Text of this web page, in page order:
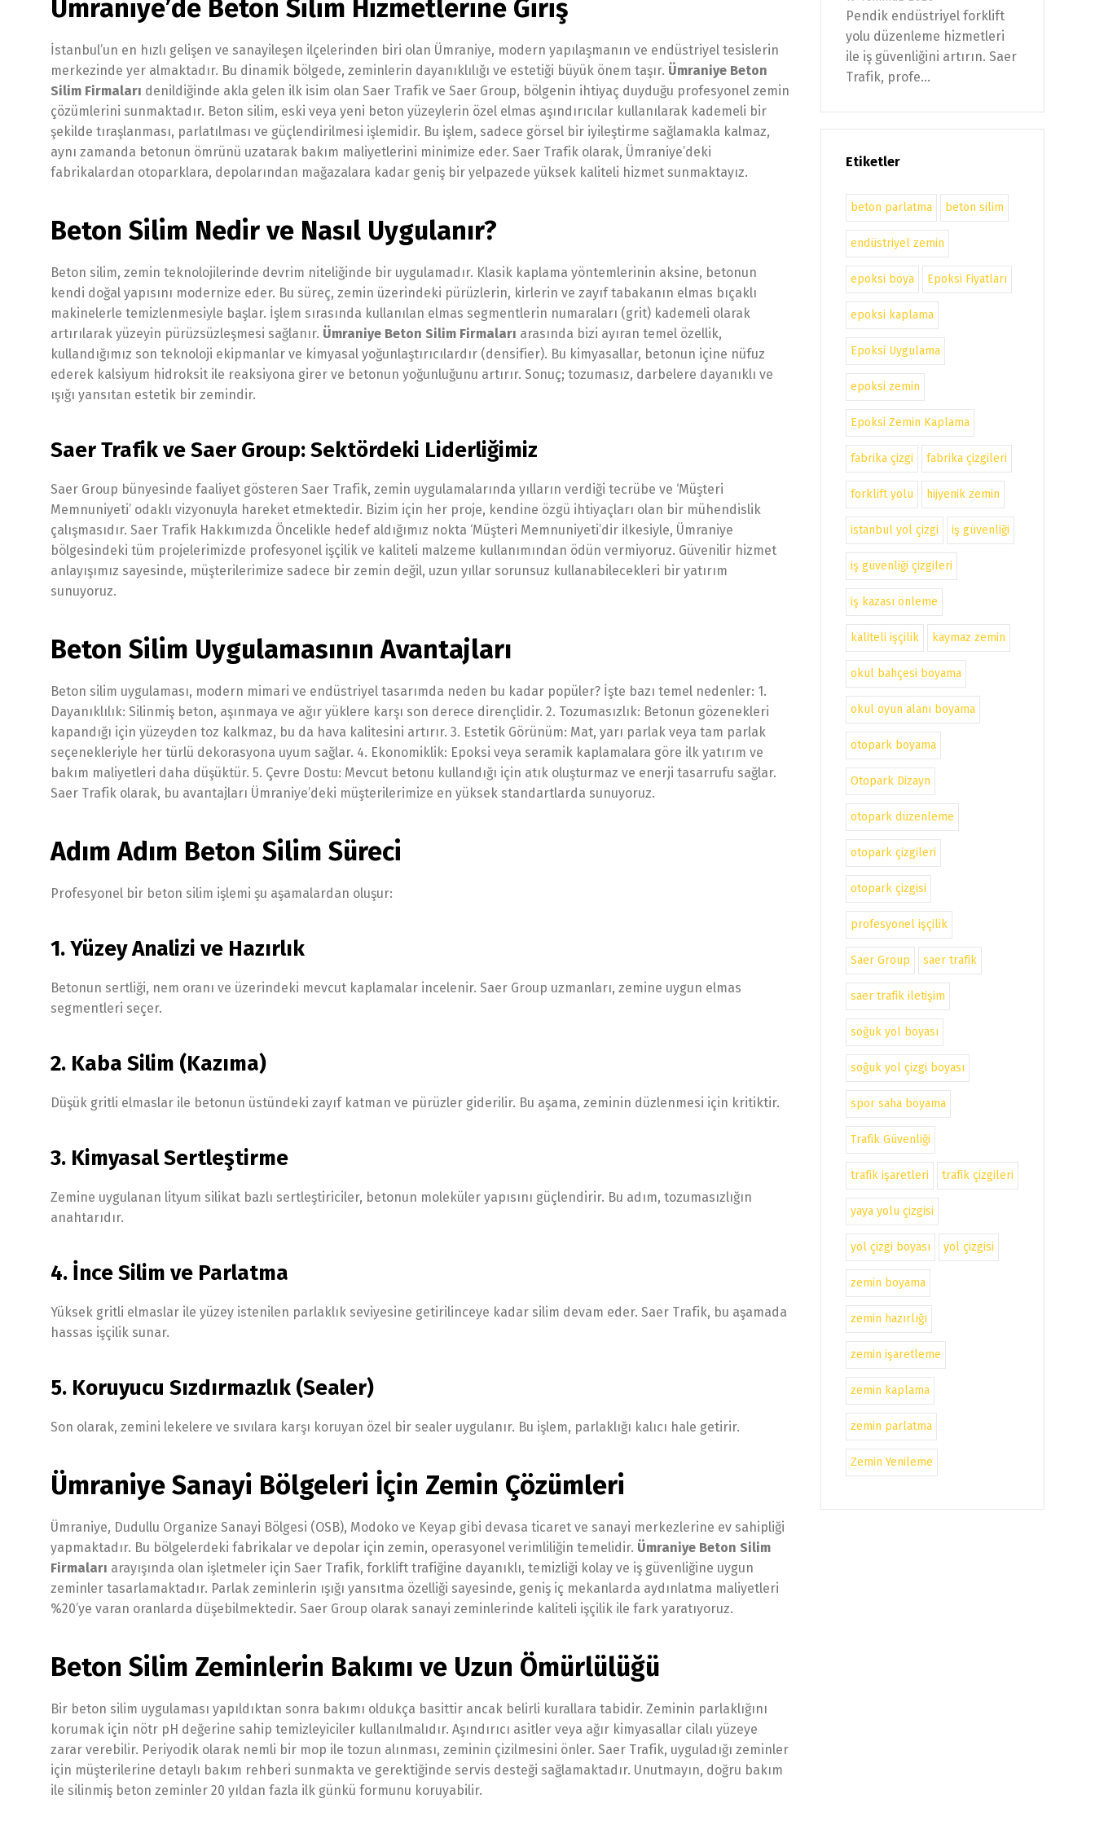
Ümraniye’de Beton Silim Hizmetlerine Giriş
İstanbul’un en hızlı gelişen ve sanayileşen ilçelerinden biri olan Ümraniye, modern yapılaşmanın ve endüstriyel tesislerin
merkezinde yer almaktadır. Bu dinamik bölgede, zeminlerin dayanıklılığı ve estetiği büyük önem taşır. Ümraniye Beton
Silim Firmaları denildiğinde akla gelen ilk isim olan Saer Trafik ve Saer Group, bölgenin ihtiyaç duyduğu profesyonel zemin
çözümlerini sunmaktadır. Beton silim, eski veya yeni beton yüzeylerin özel elmas aşındırıcılar kullanılarak kademeli bir
şekilde tıraşlanması, parlatılması ve güçlendirilmesi işlemidir. Bu işlem, sadece görsel bir iyileştirme sağlamakla kalmaz,
aynı zamanda betonun ömrünü uzatarak bakım maliyetlerini minimize eder. Saer Trafik olarak, Ümraniye’deki
fabrikalardan otoparklara, depolarından mağazalara kadar geniş bir yelpazede yüksek kaliteli hizmet sunmaktayız.
Beton Silim Nedir ve Nasıl Uygulanır?
Beton silim, zemin teknolojilerinde devrim niteliğinde bir uygulamadır. Klasik kaplama yöntemlerinin aksine, betonun
kendi doğal yapısını modernize eder. Bu süreç, zemin üzerindeki pürüzlerin, kirlerin ve zayıf tabakanın elmas bıçaklı
makinelerle temizlenmesiyle başlar. İşlem sırasında kullanılan elmas segmentlerin numaraları (grit) kademeli olarak
artırılarak yüzeyin pürüzsüzleşmesi sağlanır. Ümraniye Beton Silim Firmaları arasında bizi ayıran temel özellik,
kullandığımız son teknoloji ekipmanlar ve kimyasal yoğunlaştırıcılardır (densifier). Bu kimyasallar, betonun içine nüfuz
ederek kalsiyum hidroksit ile reaksiyona girer ve betonun yoğunluğunu artırır. Sonuç; tozumasız, darbelere dayanıklı ve
ışığı yansıtan estetik bir zemindir.
Saer Trafik ve Saer Group: Sektördeki Liderliğimiz
Saer Group bünyesinde faaliyet gösteren Saer Trafik, zemin uygulamalarında yılların verdiği tecrübe ve ‘Müşteri
Memnuniyeti’ odaklı vizyonuyla hareket etmektedir. Bizim için her proje, kendine özgü ihtiyaçları olan bir mühendislik
çalışmasıdır. Saer Trafik Hakkımızda Öncelikle hedef aldığımız nokta ‘Müşteri Memnuniyeti’dir ilkesiyle, Ümraniye
bölgesindeki tüm projelerimizde profesyonel işçilik ve kaliteli malzeme kullanımından ödün vermiyoruz. Güvenilir hizmet
anlayışımız sayesinde, müşterilerimize sadece bir zemin değil, uzun yıllar sorunsuz kullanabilecekleri bir yatırım
sunuyoruz.
Beton Silim Uygulamasının Avantajları
Beton silim uygulaması, modern mimari ve endüstriyel tasarımda neden bu kadar popüler? İşte bazı temel nedenler: 1.
Dayanıklılık: Silinmiş beton, aşınmaya ve ağır yüklere karşı son derece dirençlidir. 2. Tozumasızlık: Betonun gözenekleri
kapandığı için yüzeyden toz kalkmaz, bu da hava kalitesini artırır. 3. Estetik Görünüm: Mat, yarı parlak veya tam parlak
seçenekleriyle her türlü dekorasyona uyum sağlar. 4. Ekonomiklik: Epoksi veya seramik kaplamalara göre ilk yatırım ve
bakım maliyetleri daha düşüktür. 5. Çevre Dostu: Mevcut betonu kullandığı için atık oluşturmaz ve enerji tasarrufu sağlar.
Saer Trafik olarak, bu avantajları Ümraniye’deki müşterilerimize en yüksek standartlarda sunuyoruz.
Adım Adım Beton Silim Süreci
Profesyonel bir beton silim işlemi şu aşamalardan oluşur:
1. Yüzey Analizi ve Hazırlık
Betonun sertliği, nem oranı ve üzerindeki mevcut kaplamalar incelenir. Saer Group uzmanları, zemine uygun elmas
segmentleri seçer.
2. Kaba Silim (Kazıma)
Düşük gritli elmaslar ile betonun üstündeki zayıf katman ve pürüzler giderilir. Bu aşama, zeminin düzlenmesi için kritiktir.
3. Kimyasal Sertleştirme
Zemine uygulanan lityum silikat bazlı sertleştiriciler, betonun moleküler yapısını güçlendirir. Bu adım, tozumasızlığın
anahtarıdır.
4. İnce Silim ve Parlatma
Yüksek gritli elmaslar ile yüzey istenilen parlaklık seviyesine getirilinceye kadar silim devam eder. Saer Trafik, bu aşamada
hassas işçilik sunar.
5. Koruyucu Sızdırmazlık (Sealer)
Son olarak, zemini lekelere ve sıvılara karşı koruyan özel bir sealer uygulanır. Bu işlem, parlaklığı kalıcı hale getirir.
Ümraniye Sanayi Bölgeleri İçin Zemin Çözümleri
Ümraniye, Dudullu Organize Sanayi Bölgesi (OSB), Modoko ve Keyap gibi devasa ticaret ve sanayi merkezlerine ev sahipliği
yapmaktadır. Bu bölgelerdeki fabrikalar ve depolar için zemin, operasyonel verimliliğin temelidir. Ümraniye Beton Silim
Firmaları arayışında olan işletmeler için Saer Trafik, forklift trafiğine dayanıklı, temizliği kolay ve iş güvenliğine uygun
zeminler tasarlamaktadır. Parlak zeminlerin ışığı yansıtma özelliği sayesinde, geniş iç mekanlarda aydınlatma maliyetleri
%20’ye varan oranlarda düşebilmektedir. Saer Group olarak sanayi zeminlerinde kaliteli işçilik ile fark yaratıyoruz.
Beton Silim Zeminlerin Bakımı ve Uzun Ömürlülüğü
Bir beton silim uygulaması yapıldıktan sonra bakımı oldukça basittir ancak belirli kurallara tabidir. Zeminin parlaklığını
korumak için nötr pH değerine sahip temizleyiciler kullanılmalıdır. Aşındırıcı asitler veya ağır kimyasallar cilalı yüzeye
zarar verebilir. Periyodik olarak nemli bir mop ile tozun alınması, zeminin çizilmesini önler. Saer Trafik, uyguladığı zeminler
için müşterilerine detaylı bakım rehberi sunmakta ve gerektiğinde servis desteği sağlamaktadır. Unutmayın, doğru bakım
ile silinmiş beton zeminler 20 yıldan fazla ilk günkü formunu koruyabilir.
Pendik endüstriyel forklift
yolu düzenleme hizmetleri
ile iş güvenliğini artırın. Saer
Trafik, profe...
Etiketler
beton parlatma beton silim
endüstriyel zemin
epoksi boya Epoksi Fiyatları
epoksi kaplama
Epoksi Uygulama
epoksi zemin
Epoksi Zemin Kaplama
fabrika çizgi fabrika çizgileri
forklift yolu hijyenik zemin
istanbul yol çizgi iş güvenliği
iş güvenliği çizgileri
iş kazası önleme
kaliteli işçilik kaymaz zemin
okul bahçesi boyama
okul oyun alanı boyama
otopark boyama
Otopark Dizayn
otopark düzenleme
otopark çizgileri
otopark çizgisi
profesyonel işçilik
Saer Group saer trafik
saer trafik iletişim
soğuk yol boyası
soğuk yol çizgi boyası
spor saha boyama
Trafik Güvenliği
trafik işaretleri trafik çizgileri
yaya yolu çizgisi
yol çizgi boyası yol çizgisi
zemin boyama
zemin hazırlığı
zemin işaretleme
zemin kaplama
zemin parlatma
Zemin Yenileme